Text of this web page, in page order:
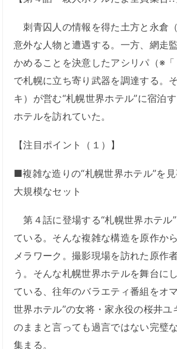
刺青囚人の情報を得た土方と永倉
意外な人物と遭遇する。一方、網走
かめることを決意したアシリパ（※
で札幌に立ち寄り武器を調達する。
キ）が営む“札幌世界ホテル”に宿泊
ホテルを訪れていた。
【注目ポイント（１）】
■複雑な造りの“札幌世界ホテル”を
大規模なセット
第４話に登場する“札幌世界ホテル
ている。そんな複雑な構造を原作か
メラワーク。撮影現場を訪れた原作
う。そんな札幌世界ホテルを舞台に
ている、往年のバラエティ番組をオ
世界ホテル”の女将・家永役の桜井
のままと言っても過言ではない完璧
集まる。